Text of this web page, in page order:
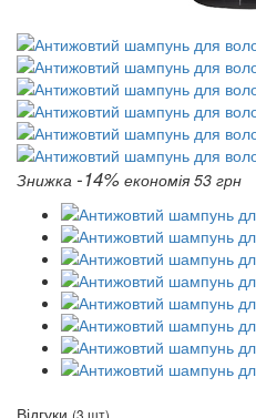
Знижка -14% економія 53 грн
Відгуки (3 шт)